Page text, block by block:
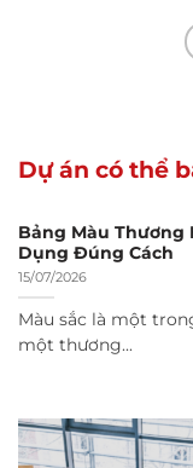
Dự án có thể
Bảng Màu Thương
Dụng Đúng Cách
15/07/2026
Màu sắc là một
một thương...